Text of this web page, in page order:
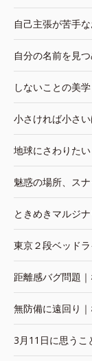
自己主張が苦手
自分の名前を見
しないことの美
小さければ小さ
地球にさわりた
魅惑の場所、ス
ときめきマルジ
東京２段ベッド
距離感バグ問題
無防備に遠回り
3月11日に思うこ